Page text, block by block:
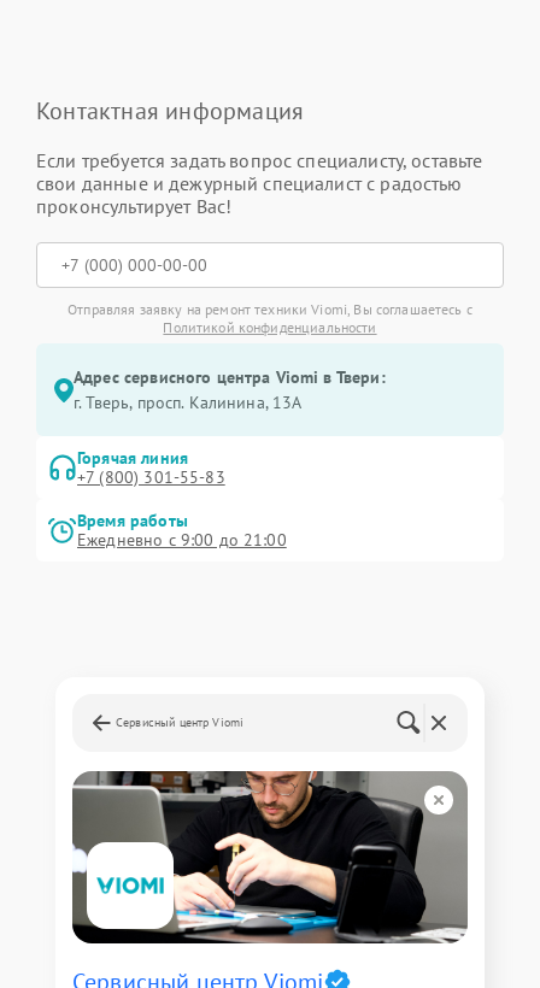
Контактная информация
Если требуется задать вопрос специалисту, оставьте
свои данные и дежурный специалист с радостью
проконсультирует Вас!
Отправляя заявку на ремонт техники Viomi, Вы соглашаетесь с
Политикой конфиденциальности
Адрес сервисного центра Viomi в Твери:
г. Тверь, просп. Калинина, 13А
Горячая линия
+7 (800) 301-55-83
Время работы
Ежедневно с 9:00 до 21:00
Сервисный центр Viomi